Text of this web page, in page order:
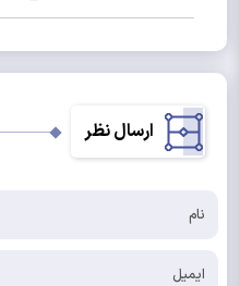
ارسال نظر